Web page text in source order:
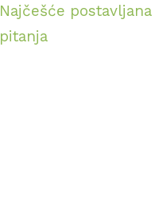
Najčešće postavljana
pitanja